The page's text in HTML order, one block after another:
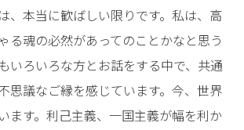
、本当に歓ばしい限りです。私は、高
る魂の必然があってのことかなと思う
いろいろな方とお話をする中で、共通
思議なご縁を感じています。今、世界
ます。利己主義、一国主義が幅を利か